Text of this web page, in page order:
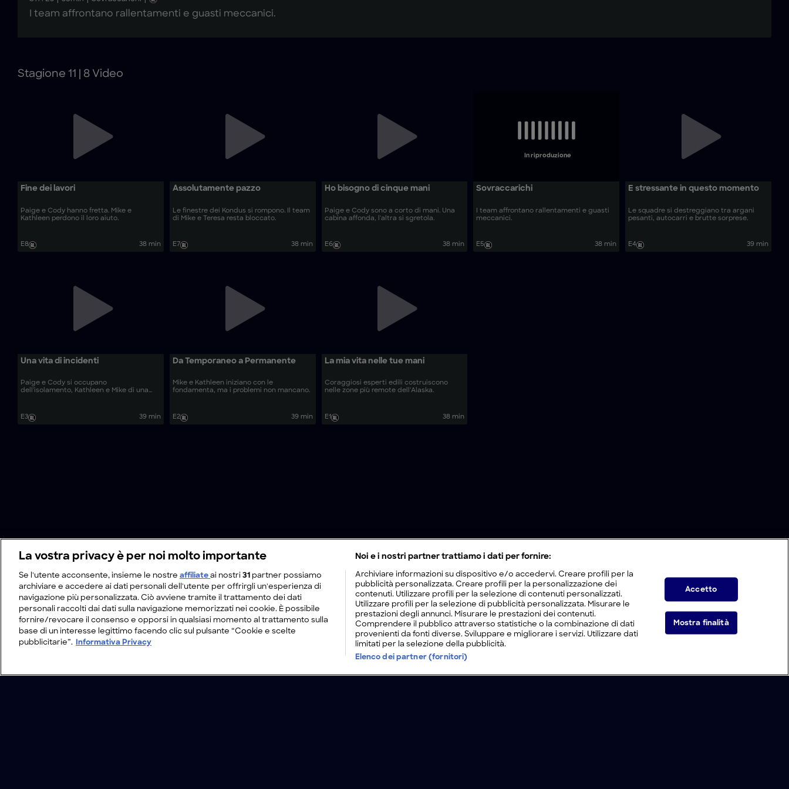
I team affrontano rallentamenti e guasti meccanici.
Stagione 11 | 8 Video
Fine dei lavori
Paige e Cody hanno fretta. Mike e
Kathleen perdono il loro aiuto.
E8 38 min
Assolutamente pazzo
Le finestre dei Kondus si rompono. Il team
di Mike e Teresa resta bloccato.
E7 38 min
Ho bisogno di cinque mani
Paige e Cody sono a corto di mani. Una
cabina affonda, l'altra si sgretola.
E6 38 min
In riproduzione
Sovraccarichi
I team affrontano rallentamenti e guasti
meccanici.
E5 38 min
È stressante in questo momento
Le squadre si destreggiano tra argani
pesanti, autocarri e brutte sorprese.
E4 39 min
Una vita di incidenti
Paige e Cody si occupano
dell'isolamento, Kathleen e Mike di una
E3 39 min
Da Temporaneo a Permanente
Mike e Kathleen iniziano con le
fondamenta, ma i problemi non mancano.
E2 39 min
La mia vita nelle tue mani
Coraggiosi esperti edili costruiscono
nelle zone più remote dell'Alaska.
E1 38 min
La vostra privacy è per noi molto importante
Se l'utente acconsente, insieme le nostre affiliate ai nostri 31 partner possiamo
archiviare e accedere ai dati personali dell'utente per offrirgli un'esperienza di
navigazione più personalizzata. Ciò avviene tramite il trattamento dei dati
personali raccolti dai dati sulla navigazione memorizzati nei cookie. È possibile
fornire/revocare il consenso e opporsi in qualsiasi momento al trattamento sulla
base di un interesse legittimo facendo clic sul pulsante “Cookie e scelte
pubblicitarie”.
Informativa Privacy
Noi e i nostri partner trattiamo i dati per fornire:
Archiviare informazioni su dispositivo e/o accedervi. Creare profili per la
pubblicità personalizzata. Creare profili per la personalizzazione dei
contenuti. Utilizzare profili per la selezione di contenuti personalizzati.
Utilizzare profili per la selezione di pubblicità personalizzata. Misurare le
prestazioni degli annunci. Misurare le prestazioni dei contenuti.
Comprendere il pubblico attraverso statistiche o la combinazione di dati
provenienti da fonti diverse. Sviluppare e migliorare i servizi. Utilizzare dati
limitati per la selezione della pubblicità.
Elenco dei partner (fornitori)
Accetto
Mostra finalità